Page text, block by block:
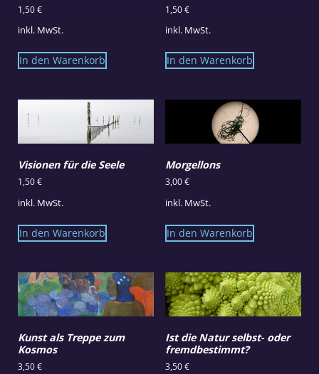
1,50€
inkl. MwSt.
In den Warenkorb
1,50€
inkl. MwSt.
In den Warenkorb
Visionen für die Seele
1,50€
inkl. MwSt.
In den Warenkorb
Morgellons
3,00€
inkl. MwSt.
In den Warenkorb
Kunst als Treppe zum
Kosmos
3,50€
Ist die Natur selbst- oder
fremdbestimmt?
3,50€